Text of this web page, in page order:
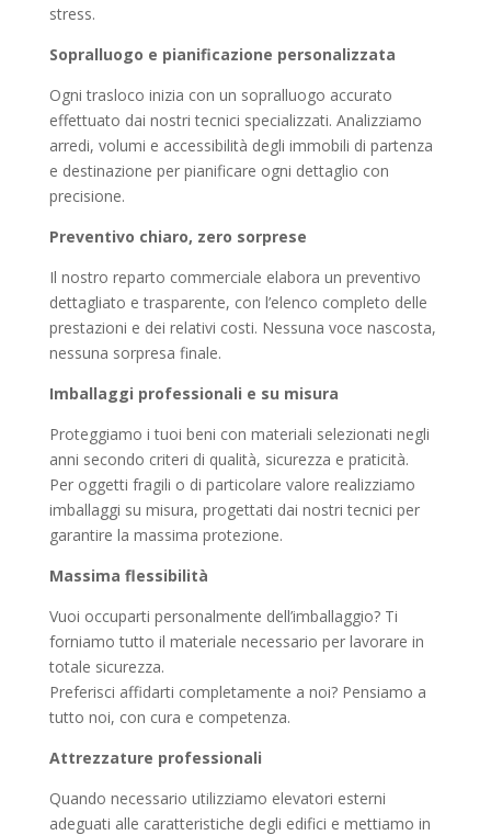
stress.
Sopralluogo e pianificazione personalizzata
Ogni trasloco inizia con un sopralluogo accurato
effettuato dai nostri tecnici specializzati. Analizziamo
arredi, volumi e accessibilità degli immobili di partenza
e destinazione per pianificare ogni dettaglio con
precisione.
Preventivo chiaro, zero sorprese
Il nostro reparto commerciale elabora un preventivo
dettagliato e trasparente, con l’elenco completo delle
prestazioni e dei relativi costi. Nessuna voce nascosta,
nessuna sorpresa finale.
Imballaggi professionali e su misura
Proteggiamo i tuoi beni con materiali selezionati negli
anni secondo criteri di qualità, sicurezza e praticità.
Per oggetti fragili o di particolare valore realizziamo
imballaggi su misura, progettati dai nostri tecnici per
garantire la massima protezione.
Massima flessibilità
Vuoi occuparti personalmente dell’imballaggio? Ti
forniamo tutto il materiale necessario per lavorare in
totale sicurezza.
Preferisci affidarti completamente a noi? Pensiamo a
tutto noi, con cura e competenza.
Attrezzature professionali
Quando necessario utilizziamo elevatori esterni
adeguati alle caratteristiche degli edifici e mettiamo in